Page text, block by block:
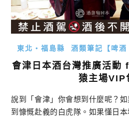
東北・福島縣 酒類筆記【啤酒
會津日本酒台灣推廣活動
猿主場VIP
說到「會津」你會想到什麼呢？
到慷慨赴義的白虎隊。如果懂日